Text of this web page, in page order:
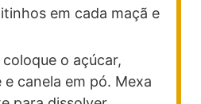
em cada maçã e
o açúcar,
e canela em pó. Mexa